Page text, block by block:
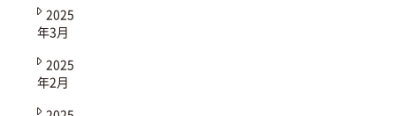
2025
年3月
2025
年2月